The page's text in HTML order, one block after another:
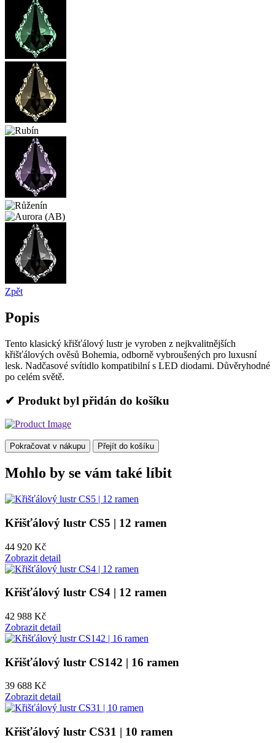
Zpět
Popis
Tento klasický křišťálový lustr je vyroben z nejkvalitnějších
křišťálových ověsů Bohemia, odborně vybroušených pro luxusní
lesk. Nadčasové svítidlo kompatibilní s LED diodami. Důvěryhodné
po celém světě.
✔ Produkt byl přidán do košíku
Pokračovat v nákupu Přejít do košíku
Mohlo by se vám také líbit
Křišťálový lustr CS5 | 12 ramen
44 920 Kč
Zobrazit detail
Křišťálový lustr CS4 | 12 ramen
42 988 Kč
Zobrazit detail
Křišťálový lustr CS142 | 16 ramen
39 688 Kč
Zobrazit detail
Křišťálový lustr CS31 | 10 ramen